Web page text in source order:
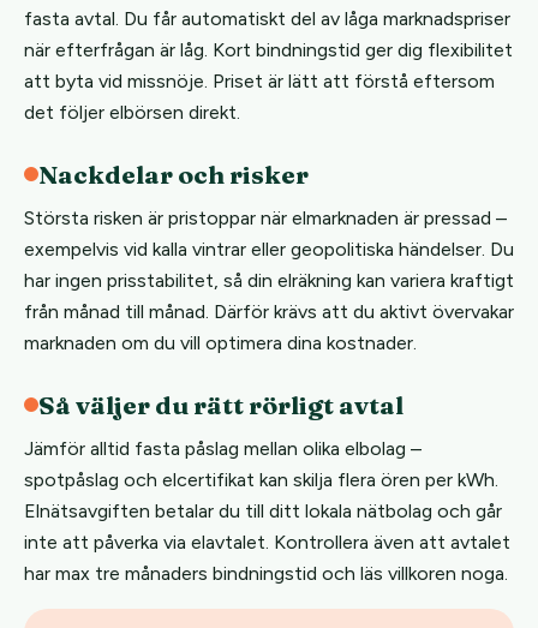
fasta avtal. Du får automatiskt del av låga marknadspriser
när efterfrågan är låg. Kort bindningstid ger dig flexibilitet
att byta vid missnöje. Priset är lätt att förstå eftersom
det följer elbörsen direkt.
Nackdelar och risker
Största risken är pristoppar när elmarknaden är pressad –
exempelvis vid kalla vintrar eller geopolitiska händelser. Du
har ingen prisstabilitet, så din elräkning kan variera kraftigt
från månad till månad. Därför krävs att du aktivt övervakar
marknaden om du vill optimera dina kostnader.
Så väljer du rätt rörligt avtal
Jämför alltid fasta påslag mellan olika elbolag –
spotpåslag och elcertifikat kan skilja flera ören per kWh.
Elnätsavgiften betalar du till ditt lokala nätbolag och går
inte att påverka via elavtalet. Kontrollera även att avtalet
har max tre månaders bindningstid och läs villkoren noga.